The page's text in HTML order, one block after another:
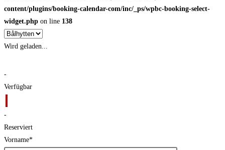
content/plugins/booking-calendar-com/inc/_ps/wpbc-booking-select-
widget.php on line 138
Wird geladen...
-
Verfügbar
-
Reserviert
Vorname*